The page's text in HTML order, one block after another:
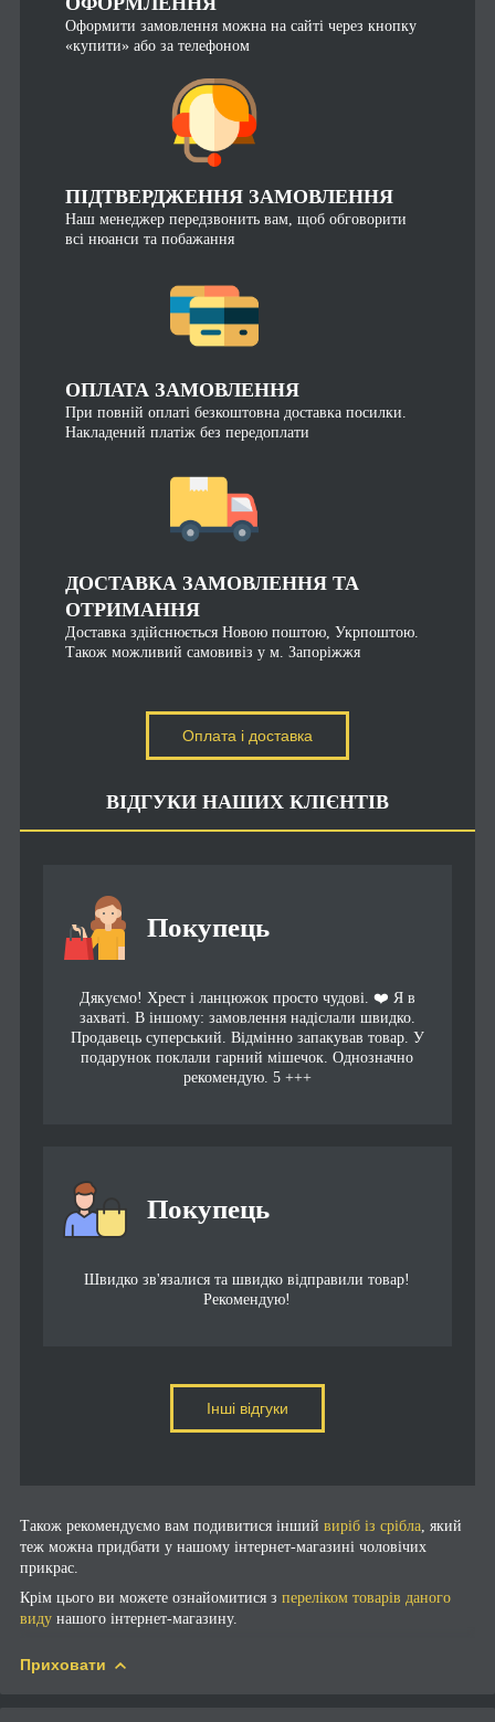
Оформити замовлення можна на сайті через кнопку
«купити» або за телефоном
ПІДТВЕРДЖЕННЯ ЗАМОВЛЕННЯ
Наш менеджер передзвонить вам, щоб обговорити
всі нюанси та побажання
ОПЛАТА ЗАМОВЛЕННЯ
При повній оплаті безкоштовна доставка посилки.
Накладений платіж без передоплати
ДОСТАВКА ЗАМОВЛЕННЯ ТА
ОТРИМАННЯ
Доставка здійснюється Новою поштою, Укрпоштою.
Також можливий самовивіз у м. Запоріжжя
Оплата і доставка
ВІДГУКИ НАШИХ КЛІЄНТІВ
Покупець
Дякуємо! Хрест і ланцюжок просто чудові. ❤️ Я в
захваті. В іншому: замовлення надіслали швидко.
Продавець суперський. Відмінно запакував товар. У
подарунок поклали гарний мішечок. Однозначно
рекомендую. 5 +++
Покупець
Швидко зв'язалися та швидко відправили товар!
Рекомендую!
Інші відгуки
Також рекомендуємо вам подивитися інший виріб із срібла , який
теж можна придбати у нашому інтернет-магазині чоловічих
прикрас.
Крім цього ви можете ознайомитися з переліком товарів даного
виду нашого інтернет-магазину.
Приховати